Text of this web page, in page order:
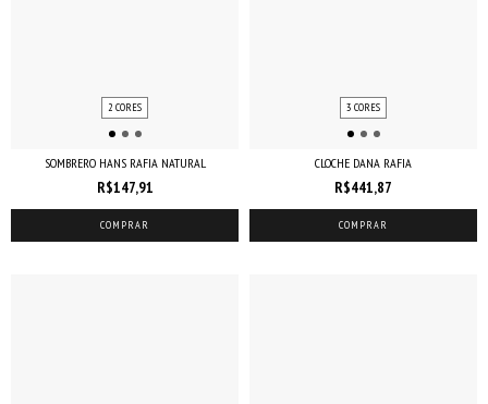
2 CORES
SOMBRERO HANS RAFIA NATURAL
R$147,91
COMPRAR
3 CORES
CLOCHE DANA RAFIA
R$441,87
COMPRAR